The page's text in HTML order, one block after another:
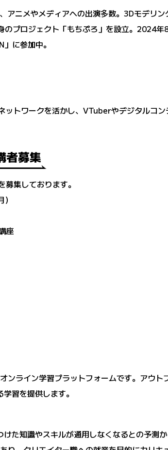
ニメやメディアへの出演多数。3Dモデリ
プロジェクト「もちぷろ」を設立。2024
に参加中。
トワークを活かし、VTuberやデジタルコ
者募集
集しております。
座
ンライン学習プラットフォームです。アウ
習を提供します。
た知識やスキルが通用しなくなるとの予測